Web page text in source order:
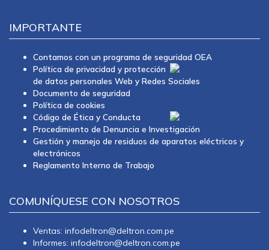
IMPORTANTE
Contamos con un programa de seguridad OEA
Política de privacidad y protección
de datos personales Web y Redes Sociales
Documento de seguridad
Política de cookies
Código de Ética y Conducta
Procedimiento de Denuncia e Investigación
Gestión y manejo de residuos de aparatos eléctricos y
electrónicos
Reglamento Interno de Trabajo
COMUNÍQUESE CON NOSOTROS
Ventas: infodeltron@deltron.com.pe
Informes: infodeltron@deltron.com.pe